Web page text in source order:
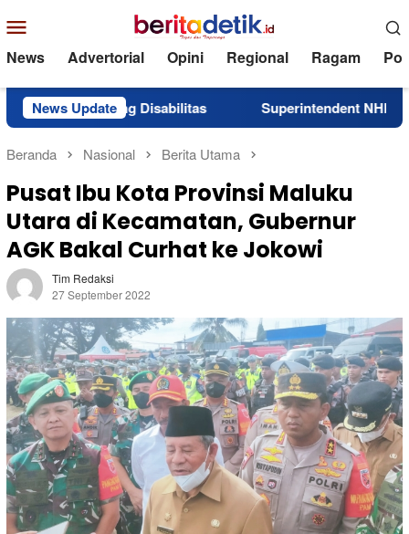
ke
kontenMobile
News Advertorial Opini Regional Ragam
News Update
Disabilitas Superintendent NHM Berbagi
Beranda Nasional Berita Utama
Pusat Ibu Kota Provinsi Maluku
Utara di Kecamatan, Gubernur
AGK Bakal Curhat ke Jokowi
Tim Redaksi
27 September 2022